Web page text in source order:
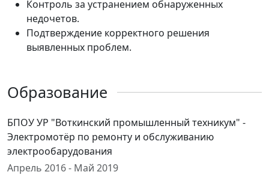
Контроль за устранением обнаруженных
недочетов.
Подтверждение корректного решения
выявленных проблем.
Образование
БПОУ УР "Воткинский промышленный техникум" -
Электромотёр по ремонту и обслуживанию
электрообарудования
Апрель 2016 - Май 2019